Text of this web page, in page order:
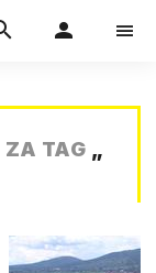
ZA TAG „